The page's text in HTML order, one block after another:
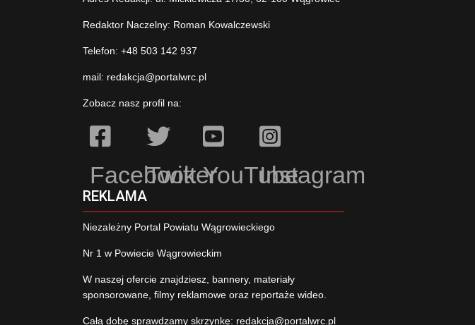
Redaktor Naczelny: Roman Kowalczewski
Telefon: +48 503 142 937
mail: redakcja@portalwrc.pl
Zobacz nasz profil na:
Facebook
TwitterYouTubeInstagram
REKLAMA
Niezależny Portal Powiatu Wągrowieckiego
Nr 1 w Powiecie Wągrowieckim
W naszej ofercie znajdziesz, bannery, materiały
sponsorowane, filmy reklamowe oraz reportaże wideo.
Całą dobę sprawdzamy skrzynkę: redakcja@portalwrc.pl